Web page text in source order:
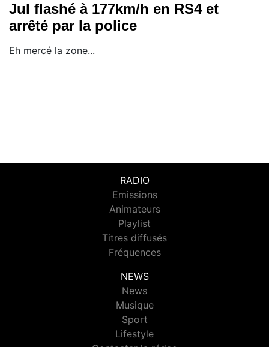
Jul flashé à 177km/h en RS4 et
arrêté par la police
Eh mercé la zone...
RADIO
Emissions
Animateurs
Playlist
Titres diffusés
Fréquences
NEWS
News
Musique
Sport
Lifestyle